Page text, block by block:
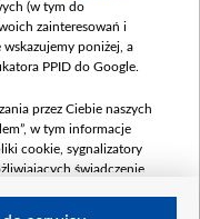
PLN
(wpłata
8
PLN
(w tym do
zainteresowań i
poniżej, a
PPID do Google.
przez Ciebie naszych
w tym informacje
cookie, sygnalizatory
świadczenie